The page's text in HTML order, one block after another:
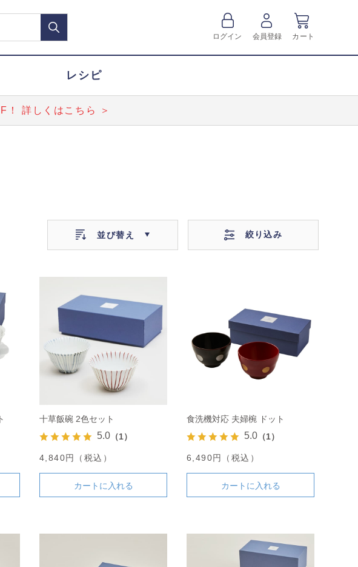
ログイン 会員登録 カート
レシピ
！ 詳しくはこちら ＞
並び替え 絞り込み
十草飯碗 2色セット
5.0 （1）
4,840円（税込）
カートに入れる
食洗機対応 夫婦椀 ドット
5.0 （1）
6,490円（税込）
カートに入れる